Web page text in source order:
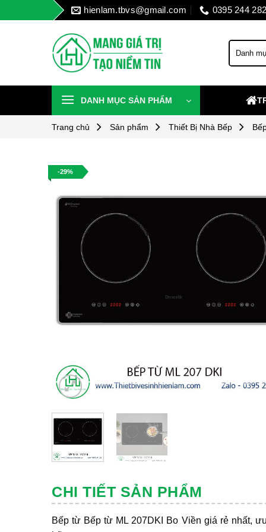
to
hienlam.tbvs@gmail.com 0395 244
DANH MỤC SẢN PHẨM
Trang chủ Sản phẩm Thiết Bị Nhà Bếp
-29%
CHI TIẾT SẢN PHẨM
Bếp từ Bếp từ ML 207DKI Bo Viền giá rẻ nhất,